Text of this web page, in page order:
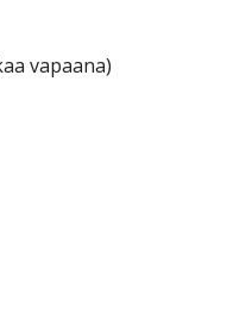
vapaana)